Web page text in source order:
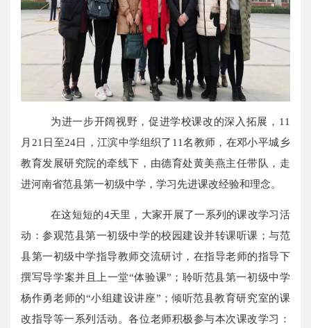
为进一步开阔视野，促进学校课改的深入拓展， 11
月 21 日至24日，江滨中学组织了 11名教师，在邓小平城乡
教育发展研究院的牵线下，由德育处黄美燕主任带队，走
进河南省范县第一初级中学，学习先进课改经验和理念。
在这短短的4天里，大家开展了一系列的课改学习活
动：参观范县第一初级中学的校园建设并转课听课；与范
县第一初级中学指导教师交流研讨，在指导老师的指导下
撰写导学案并且上一堂“体验课”；聆听范县第一初级中学
杨作勇老师的“小组建设讲座”；倾听范县教育研究室的课
改指导等一系列活动。各位老师积极参与本次课改学习：